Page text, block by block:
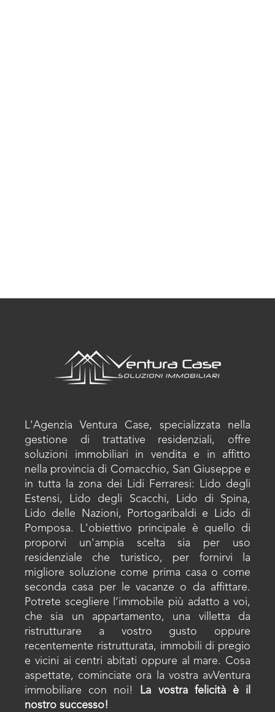
L'Agenzia Ventura Case, specializzata nella
gestione di trattative residenziali, offre
soluzioni immobiliari in vendita e in affitto
nella provincia di Comacchio, San Giuseppe e
in tutta la zona dei Lidi Ferraresi: Lido degli
Estensi, Lido degli Scacchi, Lido di Spina,
Lido delle Nazioni, Portogaribaldi e Lido di
Pomposa. L'obiettivo principale è quello di
proporvi un'ampia scelta sia per uso
residenziale che turistico, per fornirvi la
migliore soluzione come prima casa o come
seconda casa per le vacanze o da affittare.
Potrete scegliere l’immobile più adatto a voi,
che sia un appartamento, una villetta da
ristrutturare a vostro gusto oppure
recentemente ristrutturata, immobili di pregio
e vicini ai centri abitati oppure al mare. Cosa
aspettate, cominciate ora la vostra avVentura
immobiliare con noi!
La vostra felicità è il
nostro successo!